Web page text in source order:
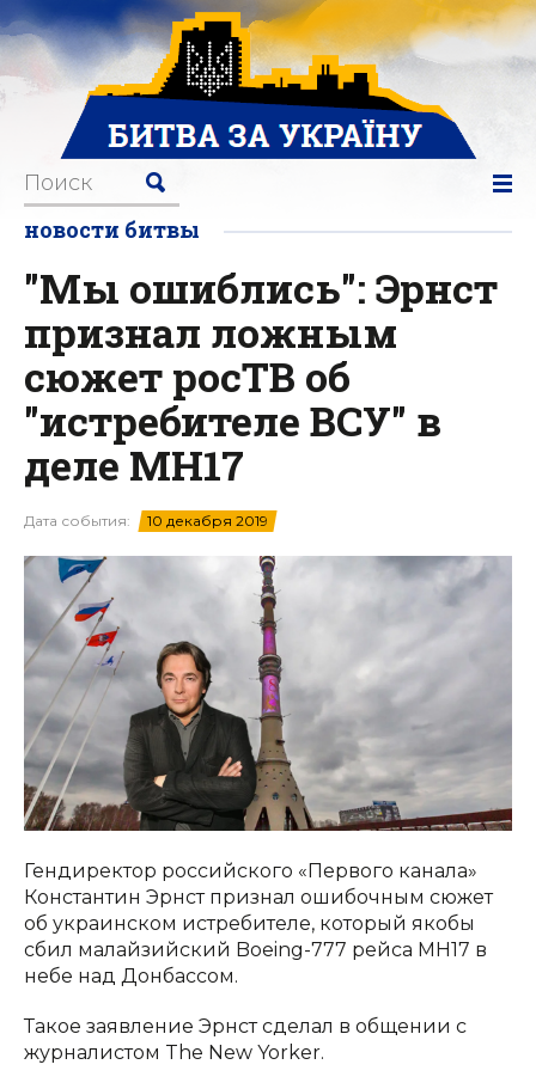
новости битвы
"Мы ошиблись": Эрнст
признал ложным
сюжет росТВ об
"истребителе ВСУ" в
деле MH17
Дата события: 10 декабря 2019
Гендиректор российского «Первого канала»
Константин Эрнст признал ошибочным сюжет
об украинском истребителе, который якобы
сбил малайзийский Boeing-777 рейса MH17 в
небе над Донбассом.
Такое заявление Эрнст сделал в общении с
журналистом The New Yorker.